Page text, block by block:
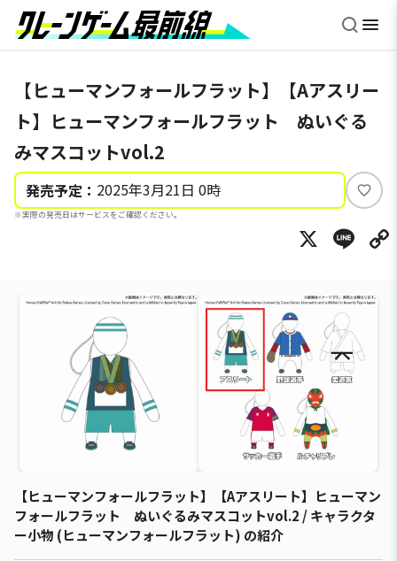
【ヒューマンフォールフラット】【Aアスリー
ト】ヒューマンフォールフラット ぬいぐる
みマスコットvol.2
発売予定： 2025年3月21日 0時
※実際の発売日はサービスをご確認ください。
い
ね
X
【ヒューマンフォールフラット】【Aアスリート】ヒューマン
フォールフラット ぬいぐるみマスコットvol.2 / キャラクタ
ー小物 (ヒューマンフォールフラット) の紹介